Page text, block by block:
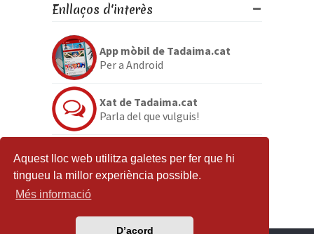
Aquest lloc web utilitza galetes per fer que hi
tingueu la millor experiència possible.
Més informació
D’acord
Enllaços d'interès
App mòbil de Tadaima.cat
Per a Android
Xat de Tadaima.cat
Parla del que vulguis!
Discord de Tadaima.cat
Per si no en tenies prou